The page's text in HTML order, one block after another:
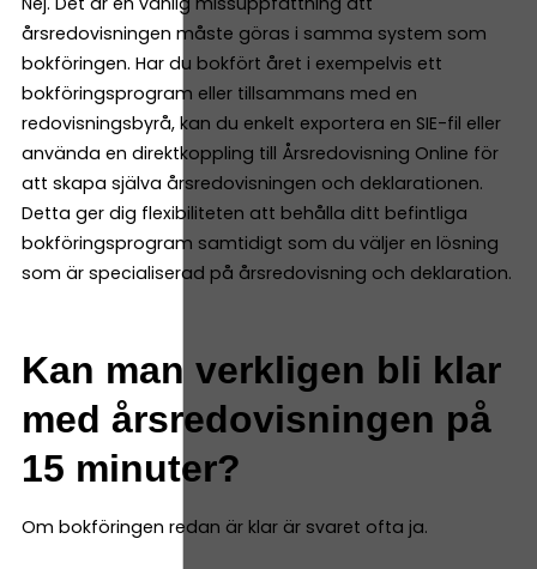
årsredovisningen måste göras i samma system som
bokföringen. Har du bokfört året i exempelvis ett
bokföringsprogram eller tillsammans med en
redovisningsbyrå, kan du enkelt exportera en SIE-fil eller
använda en direktkoppling till Årsredovisning Online för
att skapa själva årsredovisningen och deklarationen.
Detta ger dig flexibiliteten att behålla ditt befintliga
bokföringsprogram samtidigt som du väljer en lösning
som är specialiserad på årsredovisning och deklaration.
Kan man verkligen bli klar
med årsredovisningen på
15 minuter?
Om bokföringen redan är klar är svaret ofta ja.